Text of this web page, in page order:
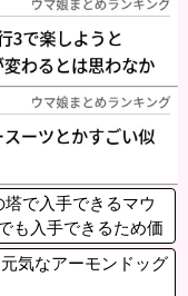
塔で入手できるマウ
も入手できるため価
いだけどそのうち1
気なアーモンドッグ